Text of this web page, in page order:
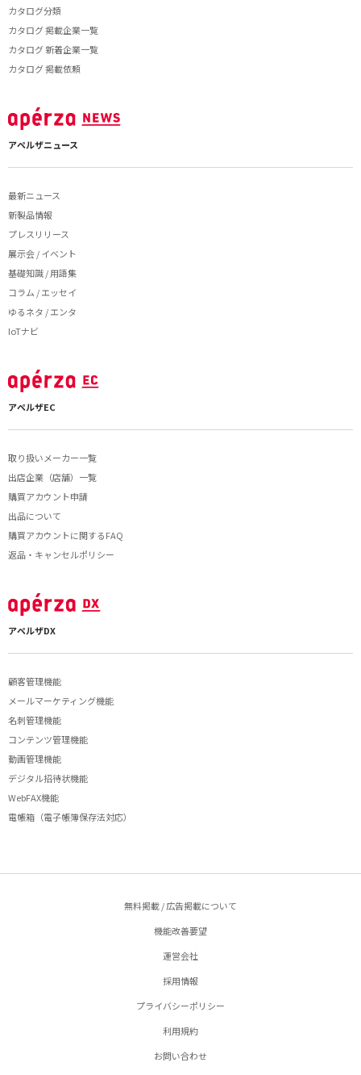
カタログ分類
カタログ 掲載企業一覧
カタログ 新着企業一覧
カタログ 掲載依頼
アペルザニュース
最新ニュース
新製品情報
プレスリリース
展示会 / イベント
基礎知識 / 用語集
コラム / エッセイ
ゆるネタ / エンタ
IoTナビ
アペルザEC
取り扱いメーカー一覧
出店企業（店舗）一覧
購買アカウント申請
出品について
購買アカウントに関するFAQ
返品・キャンセルポリシー
アペルザDX
顧客管理機能
メールマーケティング機能
名刺管理機能
コンテンツ管理機能
動画管理機能
デジタル招待状機能
WebFAX機能
電帳箱（電子帳簿保存法対応）
無料掲載 / 広告掲載について
機能改善要望
運営会社
採用情報
プライバシーポリシー
利用規約
お問い合わせ